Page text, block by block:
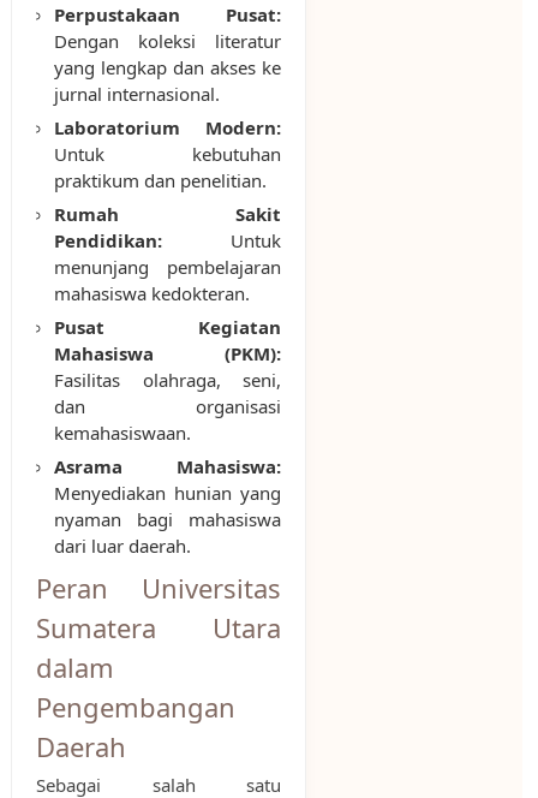
Perpustakaan Pusat:
Dengan koleksi literatur
yang lengkap dan akses ke
jurnal internasional.
Laboratorium Modern:
Untuk kebutuhan
praktikum dan penelitian.
Rumah Sakit
Pendidikan:Untuk
menunjang pembelajaran
mahasiswa kedokteran.
Pusat Kegiatan
Mahasiswa (PKM):
Fasilitas olahraga, seni,
dan organisasi
kemahasiswaan.
Asrama Mahasiswa:
Menyediakan hunian yang
nyaman bagi mahasiswa
dari luar daerah.
Peran Universitas
Sumatera Utara
dalam
Pengembangan
Daerah
Sebagai salah satu